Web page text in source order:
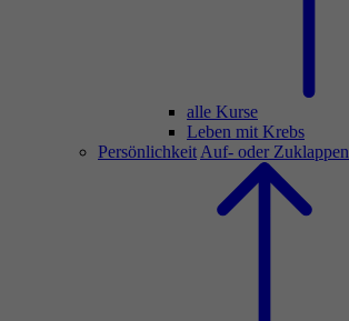
alle Kurse
Leben mit Krebs
Persönlichkeit Auf- oder Zuklappen